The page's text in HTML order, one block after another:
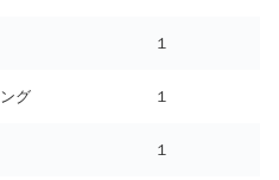
１
グ １
１